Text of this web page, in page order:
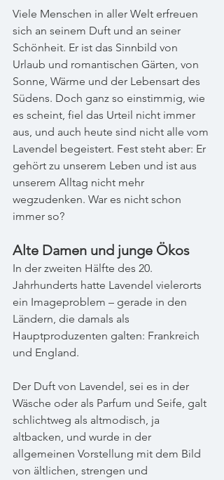
Viele Menschen in aller Welt erfreuen
sich an seinem Duft und an seiner
Schönheit. Er ist das Sinnbild von
Urlaub und romantischen Gärten, von
Sonne, Wärme und der Lebensart des
Südens. Doch ganz so einstimmig, wie
es scheint, fiel das Urteil nicht immer
aus, und auch heute sind nicht alle vom
Lavendel begeistert. Fest steht aber: Er
gehört zu unserem Leben und ist aus
unserem Alltag nicht mehr
wegzudenken. War es nicht schon
immer so?
Alte Damen und junge Ökos
In der zweiten Hälfte des 20.
Jahrhunderts hatte Lavendel vielerorts
ein Imageproblem – gerade in den
Ländern, die damals als
Hauptproduzenten galten: Frankreich
und England.
Der Duft von Lavendel, sei es in der
Wäsche oder als Parfum und Seife, galt
schlichtweg als altmodisch, ja
altbacken, und wurde in der
allgemeinen Vorstellung mit dem Bild
von ältlichen, strengen und